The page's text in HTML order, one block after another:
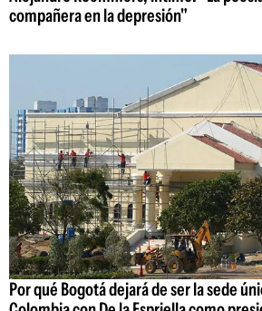
compañera en la depresión"
Por qué Bogotá dejará de ser la sede